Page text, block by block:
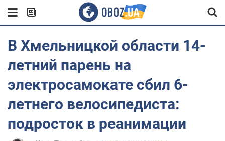
В Хмельницкой области 14-
летний парень на
электросамокате сбил 6-
летнего велосипедиста:
подросток в реанимации